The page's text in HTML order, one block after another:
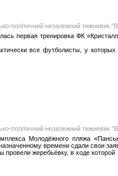
політичний незалежний тижневик
первая тренировка ФК
все футболисты, у
політичний незалежний тижневик
Молодёжного пляжа
времени сдали свои
провели жеребьёвку, в ходе которой